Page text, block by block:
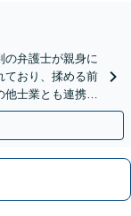
の弁護士が親身に
ており、揉める前
他士業とも連携